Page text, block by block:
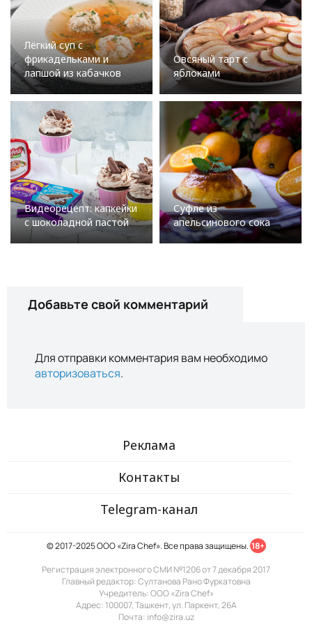
Лёгкий суп с
фрикадельками и
лапшой из кабачков
Овсяный тарт с
яблоками
Видеорецепт: капкейки
с шоколадной пастой
Суфле из
апельсинового сока
Добавьте свой комментарий
Для отправки комментария вам необходимо
авторизоваться.
Реклама
Контакты
Telegram-канал
© 2017-2025 ООО «Zira Chef». Все права защищены. 18+
Регистрация электронного СМИ №1206 от 7 декабря 2017
Главный редактор: Султанова Рано Фуркатовна
Учредитель: ООО «Zira Chef»
Адрес: 100007, Ташкент, ул. Паркент, 26А
Почта: info@zira.uz